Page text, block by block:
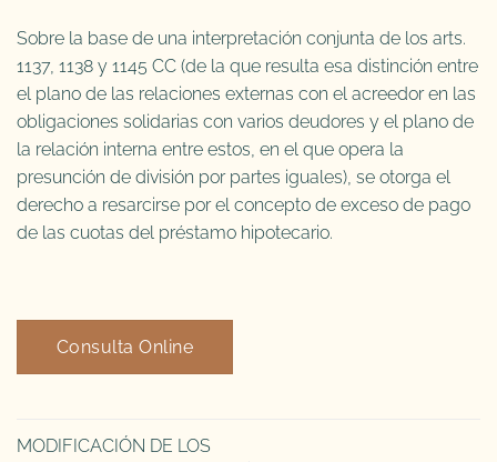
Sobre la base de una interpretación conjunta de los arts.
1137, 1138 y 1145 CC (de la que resulta esa distinción entre
el plano de las relaciones externas con el acreedor en las
obligaciones solidarias con varios deudores y el plano de
la relación interna entre estos, en el que opera la
presunción de división por partes iguales), se otorga el
derecho a resarcirse por el concepto de exceso de pago
de las cuotas del préstamo hipotecario.
Consulta Online
MODIFICACIÓN DE LOS